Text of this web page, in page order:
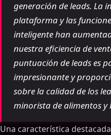
generación de leads. La
plataforma y las
inteligente han
nuestra eficiencia de
puntuación de leads es
impresionante y
sobre la calidad de los
minorista de alimentos
Una característica